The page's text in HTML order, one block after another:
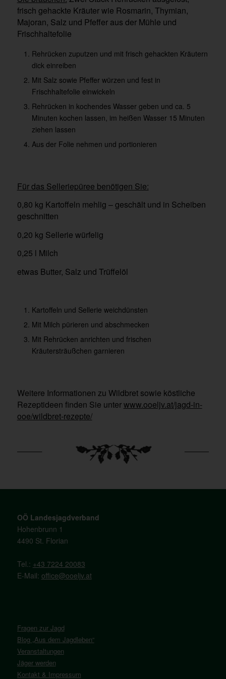
frisch gehackte Kräuter wie Rosmarin, Thymian,
Majoran, Salz und Pfeffer aus der Mühle und
Frischhaltefolie
Rehrücken zuputzen und mit frisch gehackten Kräutern
dick einreiben
Mit Salz sowie Pfeffer würzen und fest in
Frischhaltefolie einwickeln
Rehrücken in kochendes Wasser geben und ca. 5
Minuten kochen lassen, im heißen Wasser 15 Minuten
ziehen lassen
Aus der Folie nehmen und portionieren
Für das Selleriepüree benötigen Sie:
0,80 kg Kartoffeln mehlig – geschält und in Scheiben
geschnitten
0,20 kg Sellerie würfelig
0,25 l Milch
etwas Butter, Salz und Trüffelöl
Kartoffeln und Sellerie weichdünsten
Mit Milch pürieren und abschmecken
Mit Rehrücken anrichten und frischen
Kräutersträußchen garnieren
Weitere Informationen zu Wildbret sowie köstliche
Rezeptideen finden Sie unterwww.ooeljv.at/jagd-in-
ooe/wildbret-rezepte/
OÖ Landesjagdverband
Hohenbrunn 1
4490 St. Florian
Tel.: +43 7224 20083
E-Mail: office@ooeljv.at
Fragen zur Jagd
Blog „Aus dem Jagdleben“
Veranstaltungen
Jäger werden
Kontakt & Impressum